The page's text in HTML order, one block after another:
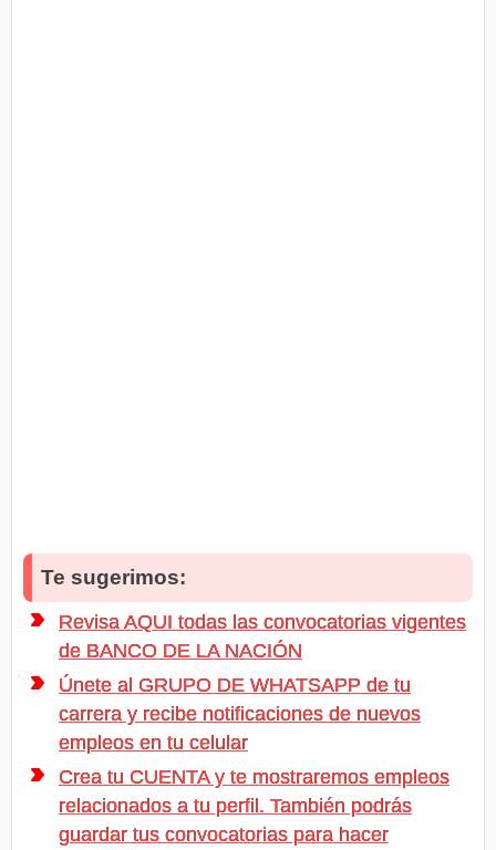
Te sugerimos:
Revisa AQUI todas las convocatorias vigentes
de BANCO DE LA NACIÓN
Únete al GRUPO DE WHATSAPP de tu
carrera y recibe notificaciones de nuevos
empleos en tu celular
Crea tu CUENTA y te mostraremos empleos
relacionados a tu perfil. También podrás
guardar tus convocatorias para hacer